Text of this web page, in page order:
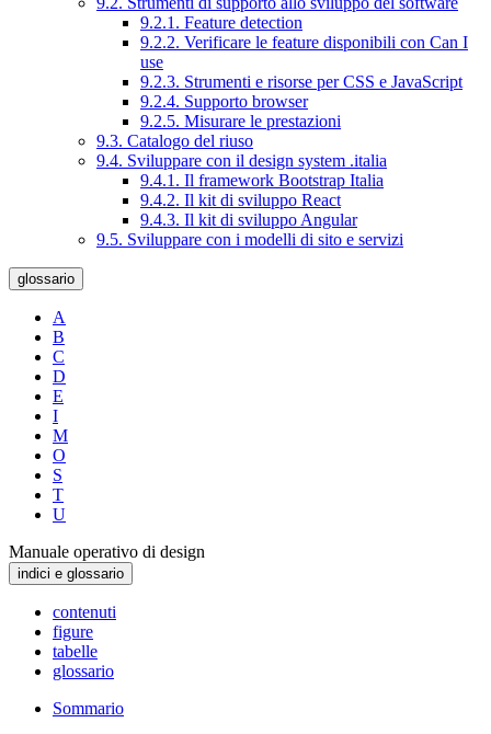
9.2.1. Feature detection
9.2.2. Verificare le feature disponibili con Can I
use
9.2.3. Strumenti e risorse per CSS e JavaScript
9.2.4. Supporto browser
9.2.5. Misurare le prestazioni
9.3. Catalogo del riuso
9.4. Sviluppare con il design system .italia
9.4.1. Il framework Bootstrap Italia
9.4.2. Il kit di sviluppo React
9.4.3. Il kit di sviluppo Angular
9.5. Sviluppare con i modelli di sito e servizi
glossario
A
B
C
D
E
I
M
O
S
T
U
Manuale operativo di design
indici e glossario
contenuti
figure
tabelle
glossario
Sommario